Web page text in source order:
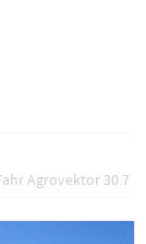
Agrovektor 30.7